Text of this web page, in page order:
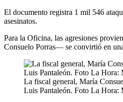
El documento registra 1 mil 546
asesinatos.
Para la Oficina, las agresiones
Consuelo Porras— se convirtió en
La fiscal general, María
Luis Pantaleón. Foto La Hora: